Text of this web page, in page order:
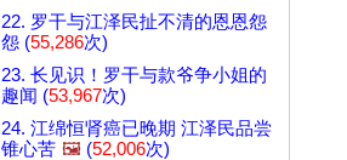
22. 罗干与江泽民扯不清的恩恩怨
怨 (55,286次)
23. 长见识！罗干与款爷争小姐的
趣闻 (53,967次)
24. 江绵恒肾癌已晚期 江泽民品尝
锥心苦 🖼️ (52,006次)